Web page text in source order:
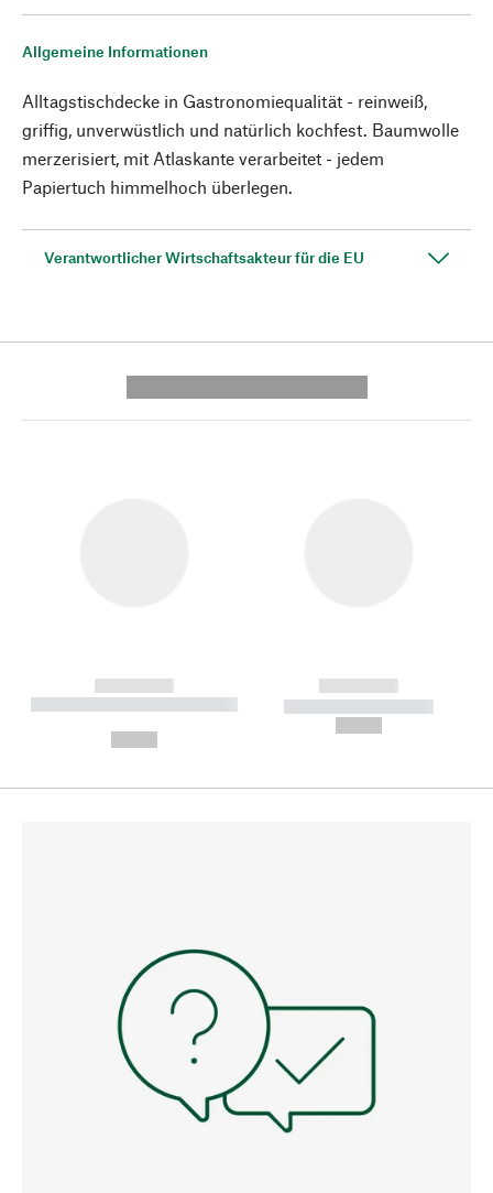
Allgemeine Informationen
Alltagstischdecke in Gastronomiequalität - reinweiß,
griffig, unverwüstlich und natürlich kochfest. Baumwolle
merzerisiert, mit Atlaskante verarbeitet - jedem
Papiertuch himmelhoch überlegen.
Verantwortlicher Wirtschaftsakteur für die EU
------------
----------- ----------- --------
------------
----------- -----------